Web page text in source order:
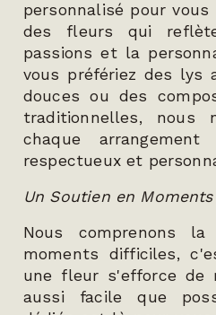
personnalisé pour
des fleurs qui
passions et la
vous préfériez des lys
douces ou des
traditionnelles, nous
chaque
respectueux et
Un Soutien en
Nous comprenons
moments difficiles,
une fleur s'efforce de
aussi facile que